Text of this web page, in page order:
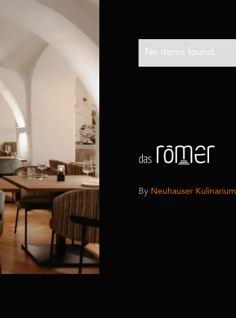
No items found.
By Neuhauser Kulinarium